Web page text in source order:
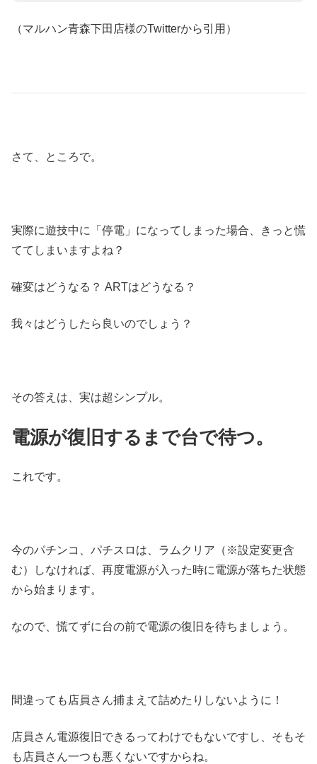
（マルハン青森下田店様のTwitterから引用）
さて、ところで。
実際に遊技中に「停電」になってしまった場合、きっと慌
ててしまいますよね？
確変はどうなる？ ARTはどうなる？
我々はどうしたら良いのでしょう？
その答えは、実は超シンプル。
電源が復旧するまで台で待つ。
これです。
今のパチンコ、パチスロは、ラムクリア（※設定変更含
む）しなければ、再度電源が入った時に電源が落ちた状態
から始まります。
なので、慌てずに台の前で電源の復旧を待ちましょう。
間違っても店員さん捕まえて詰めたりしないように！
店員さん電源復旧できるってわけでもないですし、そもそ
も店員さん一つも悪くないですからね。